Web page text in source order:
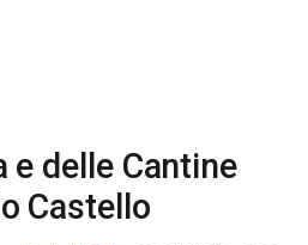
e delle Cantine
Castello